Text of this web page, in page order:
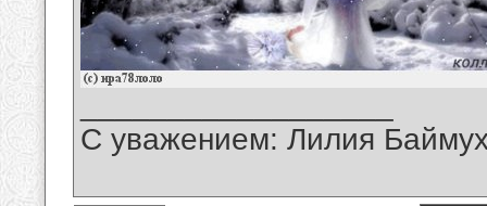
С уважением: Лилия